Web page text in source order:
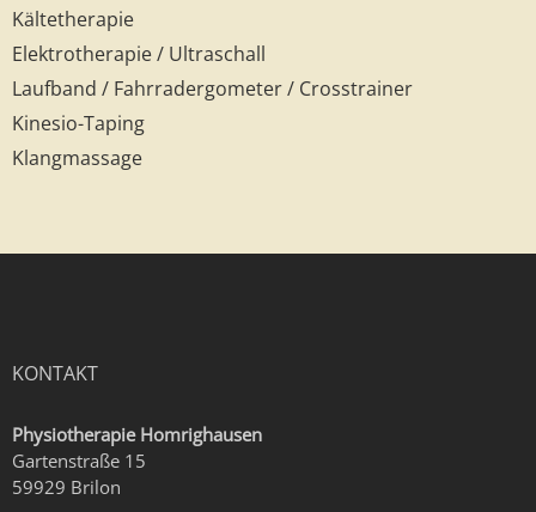
Kältetherapie
Elektrotherapie / Ultraschall
Laufband / Fahrradergometer / Crosstrainer
Kinesio-Taping
Klangmassage
KONTAKT
Physiotherapie Homrighausen
Gartenstraße 15
59929 Brilon